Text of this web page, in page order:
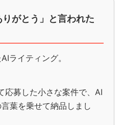
がとう」と言われた
ライティング。
応募した小さな案件で、AI
葉を乗せて納品しまし